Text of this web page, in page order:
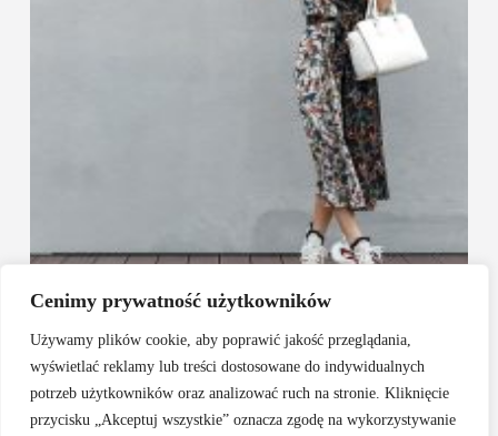
Cenimy prywatność użytkowników
Używamy plików cookie, aby poprawić jakość przeglądania,
wyświetlać reklamy lub treści dostosowane do indywidualnych
potrzeb użytkowników oraz analizować ruch na stronie. Kliknięcie
przycisku „Akceptuj wszystkie” oznacza zgodę na wykorzystywanie
12 marca, 2026